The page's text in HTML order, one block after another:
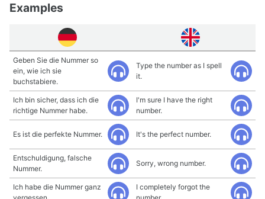
Examples
Geben Sie die Nummer so
ein, wie ich sie
buchstabiere.
Type the number as I spell
it.
Ich bin sicher, dass ich die
richtige Nummer habe.
I'm sure I have the right
number.
Es ist die perfekte Nummer. It's the perfect number.
Entschuldigung, falsche
Nummer.
Sorry, wrong number.
Ich habe die Nummer ganz
I completely forgot the